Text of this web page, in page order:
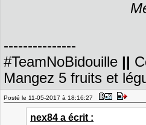
---------------
#TeamNoBidouille ||
Mangez 5 fruits et
Posté le 11-05-2017 à 18:16:27
nex84 a écrit :